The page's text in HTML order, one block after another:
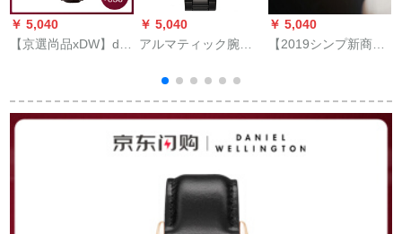
￥ 5,040
【京選尚品xDW】dw
DanielWellingtonフフ
ァンシー腕時計女性
￥ 5,040
アルマティック腕時
クバックバックバッ
クと男性腕時計A 51
X
￥ 5,040
【2019シンプ新商品
品シリズ全自動機械
男性時計【魅力的な
男神フルー】ファン